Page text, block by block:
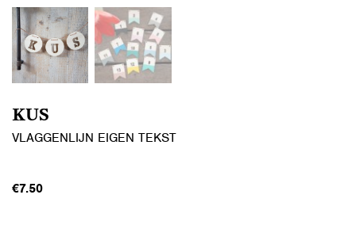
KUS
VLAGGENLIJN EIGEN TEKST
€7.50